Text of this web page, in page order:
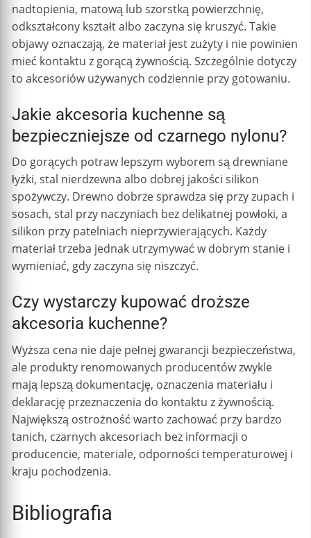
nadtopienia, matową lub szorstką powierzchnię,
odkształcony kształt albo zaczyna się kruszyć. Takie
objawy oznaczają, że materiał jest zużyty i nie powinien
mieć kontaktu z gorącą żywnością. Szczególnie dotyczy
to akcesoriów używanych codziennie przy gotowaniu.
Jakie akcesoria kuchenne są
bezpieczniejsze od czarnego nylonu?
Do gorących potraw lepszym wyborem są drewniane
łyżki, stal nierdzewna albo dobrej jakości silikon
spożywczy. Drewno dobrze sprawdza się przy zupach i
sosach, stal przy naczyniach bez delikatnej powłoki, a
silikon przy patelniach nieprzywierających. Każdy
materiał trzeba jednak utrzymywać w dobrym stanie i
wymieniać, gdy zaczyna się niszczyć.
Czy wystarczy kupować droższe
akcesoria kuchenne?
Wyższa cena nie daje pełnej gwarancji bezpieczeństwa,
ale produkty renomowanych producentów zwykle
mają lepszą dokumentację, oznaczenia materiału i
deklarację przeznaczenia do kontaktu z żywnością.
Największą ostrożność warto zachować przy bardzo
tanich, czarnych akcesoriach bez informacji o
producencie, materiale, odporności temperaturowej i
kraju pochodzenia.
Bibliografia